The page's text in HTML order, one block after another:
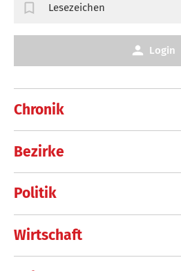
Chronik
Bezirke
Politik
Wirtschaft
Lesezeichen
Login